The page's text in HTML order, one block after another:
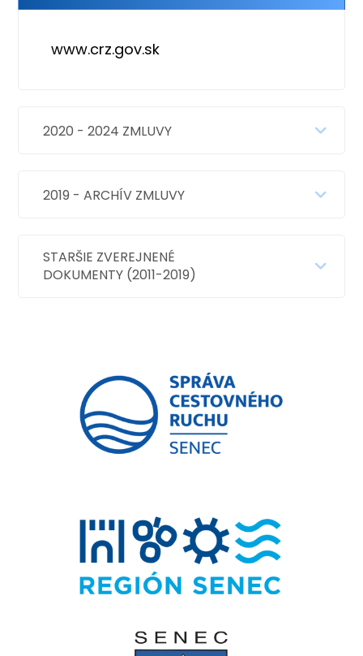
www.crz.gov.sk
2020 - 2024 ZMLUVY
2019 - ARCHÍV ZMLUVY
STARŠIE ZVEREJNENÉ
DOKUMENTY (2011-2019)